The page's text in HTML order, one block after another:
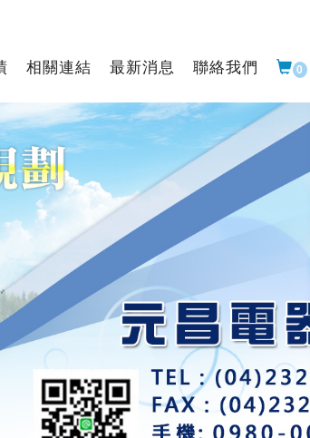
相關連結 最新消息 聯絡我們 0